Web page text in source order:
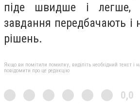
піде швидше і легше,
завдання передбачають і
рішень.
Якщо ви помітили помилку, виділіть необхідний текст і
повідомити про це редакцію
0,0